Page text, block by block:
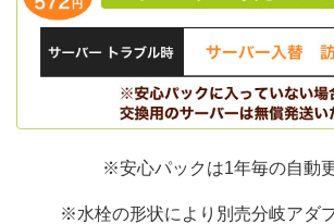
※安心パックは1年毎の自動
※水栓の形状により別売分岐アダ